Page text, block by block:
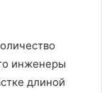
инженеры
длиной